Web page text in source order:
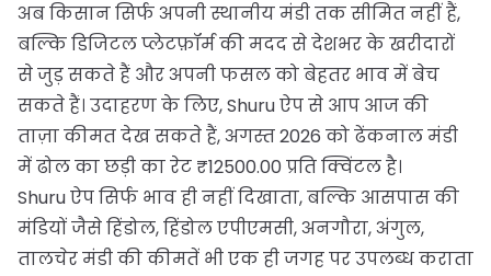
अब किसान सिर्फ अपनी स्थानीय मंडी तक सीमित नहीं हैं,
बल्कि डिजिटल प्लेटफ़ॉर्म की मदद से देशभर के खरीदारों
से जुड़ सकते हैं और अपनी फसल को बेहतर भाव में बेच
सकते हैं। उदाहरण के लिए, Shuru ऐप से आप आज की
ताज़ा कीमत देख सकते हैं, अगस्त 2026 को ढेंकनाल मंडी
में ढोल का छड़ी का रेट ₹12500.00 प्रति क्विंटल है।
Shuru ऐप सिर्फ भाव ही नहीं दिखाता, बल्कि आसपास की
मंडियों जैसे हिंडोल, हिंडोल एपीएमसी, अनगौरा, अंगुल,
तालचेर मंडी की कीमतें भी एक ही जगह पर उपलब्ध कराता